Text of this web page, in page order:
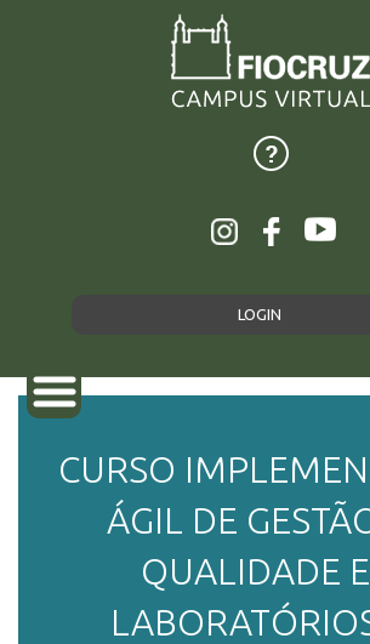
LOGIN
CURSO
ÁGIL DE
QUALIDADE